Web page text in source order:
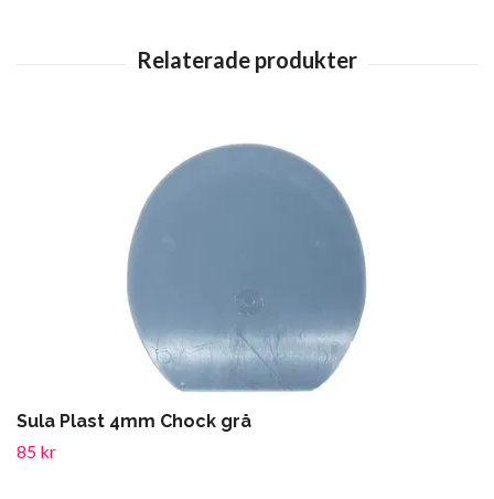
Sula Plast 4mm Chock grå
85 kr